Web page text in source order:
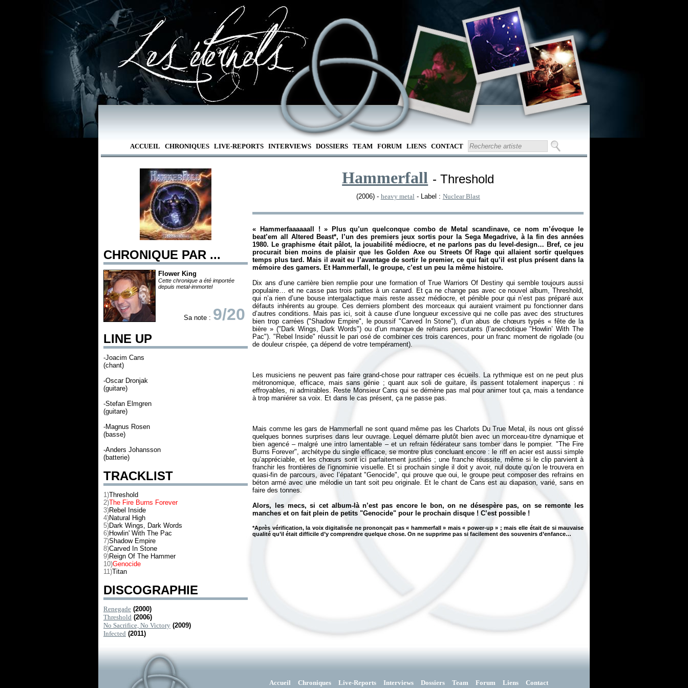
ACCUEIL CHRONIQUES LIVE-REPORTS INTERVIEWS DOSSIERS TEAM FORUM LIENS CONTACT
CHRONIQUE PAR ...
Flower King
Cette chronique a été importée
depuis metal-immortel
Sa note : 9/20
LINE UP
-Joacim Cans
(chant)
-Oscar Dronjak
(guitare)
-Stefan Elmgren
(guitare)
-Magnus Rosen
(basse)
-Anders Johansson
(batterie)
TRACKLIST
1)Threshold
2)The Fire Burns Forever
3)Rebel Inside
4)Natural High
5)Dark Wings, Dark Words
6)Howlin' With The Pac
7)Shadow Empire
8)Carved In Stone
9)Reign Of The Hammer
10)Genocide
11)Titan
DISCOGRAPHIE
Renegade (2000)
Threshold (2006)
No Sacrifice, No Victory (2009)
Infected (2011)
Hammerfall - Threshold
(2006) - heavy metal - Label : Nuclear Blast
« Hammerfaaaaaall
! » Plus qu’un quelconque combo de Metal scandinave, ce nom m’évoque le
beat’em all Altered Beast*, l’un des premiers jeux sortis pour la Sega Megadrive, à la fin des années
1980. Le graphisme était pâlot, la jouabilité médiocre, et ne parlons pas du level-design… Bref, ce jeu
procurait bien moins de plaisir que les Golden Axe ou Streets Of Rage qui allaient sortir quelques
temps plus tard. Mais il avait eu l’avantage de sortir le premier, ce qui fait qu’il est plus présent dans la
mémoire des gamers. Et Hammerfall, le groupe, c’est un peu la même histoire.
Dix ans d’une carrière bien remplie pour une formation of True Warriors Of Destiny qui semble toujours aussi
populaire… et ne casse pas trois pattes à un canard. Et ça ne change pas avec ce nouvel album, Threshold,
qui n’a rien d’une bouse intergalactique mais reste assez médiocre, et pénible pour qui n’est pas préparé aux
défauts inhérents au groupe. Ces derniers plombent des morceaux qui auraient vraiment pu fonctionner dans
d’autres conditions. Mais pas ici, soit à cause d’une longueur excessive qui ne colle pas avec des structures
bien trop carrées ("Shadow Empire", le poussif "Carved In Stone"), d’un abus de chœurs typés « fête de la
bière » ("Dark Wings, Dark Words") ou d’un manque de refrains percutants (l’anecdotique "Howlin’ With The
Pac"). "Rebel Inside" réussit le pari osé de combiner ces trois carences, pour un franc moment de rigolade (ou
Les musiciens ne peuvent pas faire grand-chose pour rattraper ces écueils. La rythmique est on ne peut plus
métronomique, efficace, mais sans génie ; quant aux soli de guitare, ils passent totalement inaperçus : ni
effroyables, ni admirables. Reste Monsieur Cans qui se démène pas mal pour animer tout ça, mais a tendance
Mais comme les gars de Hammerfall ne sont quand même pas les Charlots Du True Metal, ils nous ont glissé
quelques bonnes surprises dans leur ouvrage. Lequel démarre plutôt bien avec un morceau-titre dynamique et
bien agencé – malgré une intro lamentable – et un refrain fédérateur sans tomber dans le pompier. "The Fire
Burns Forever", archétype du single efficace, se montre plus concluant encore : le riff en acier est aussi simple
qu’appréciable, et les chœurs sont ici parfaitement justifiés ; une franche réussite, même si le clip parvient à
franchir les frontières de l'ignominie visuelle. Et si prochain single il doit y avoir, nul doute qu’on le trouvera en
quasi-fin de parcours, avec l’épatant "Genocide", qui prouve que oui, le groupe peut composer des refrains en
béton armé avec une mélodie un tant soit peu originale. Et le chant de Cans est au diapason, varié, sans en
faire des tonnes.
Alors, les mecs, si cet album-là n’est pas encore le bon, on ne désespère pas, on se remonte les
manches et on fait plein de petits "Genocide" pour le prochain disque ! C’est possible !
*Après vérification, la voix digitalisée ne prononçait pas « hammerfall» mais « power-up» ; mais elle était de si mauvaise
qualité qu’il était difficile d’y comprendre quelque chose. On ne supprime pas si facilement des souvenirs d’enfance…
Accueil Chroniques Live-Reports Interviews Dossiers Team Forum Liens Contact